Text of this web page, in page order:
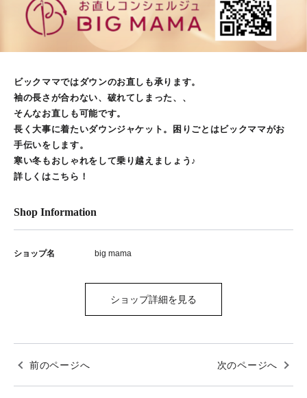
ビックママではダウンのお直しも承ります。
袖の長さが合わない、破れてしまった、、
そんなお直しも可能です。
長く大事に着たいダウンジャケット。困りごとはビックママがお
手伝いをします。
寒い冬もおしゃれをして乗り越えましょう♪
詳しくはこちら！
Shop Information
ショップ名 big mama
ショップ詳細を見る
前のページへ 次のページへ